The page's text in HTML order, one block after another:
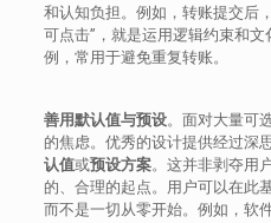
和认知负担。例如，转账提交后
可点击”，就是运用逻辑约束和
例，常用于避免重复转账。
善用默认值与预设。面对大量可
的焦虑。优秀的设计提供经过深
认值或预设方案。这并非剥夺用
的、合理的起点。用户可以在此
而不是一切从零开始。例如，软